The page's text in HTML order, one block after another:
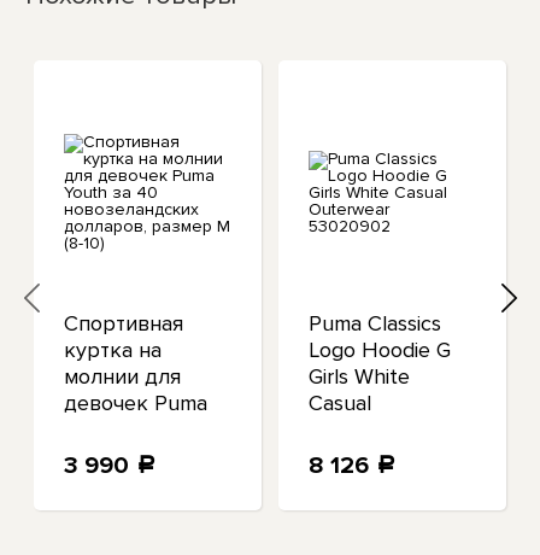
Спортивная
куртка на
молнии для
девочек Puma
новозеландских
размер M (8-10)
3 990 a
Puma Classics
Logo Hoodie G
Girls White
Casual
53020902
8 126 a